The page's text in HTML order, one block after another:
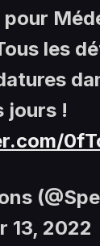
les
jours !
13, 2022